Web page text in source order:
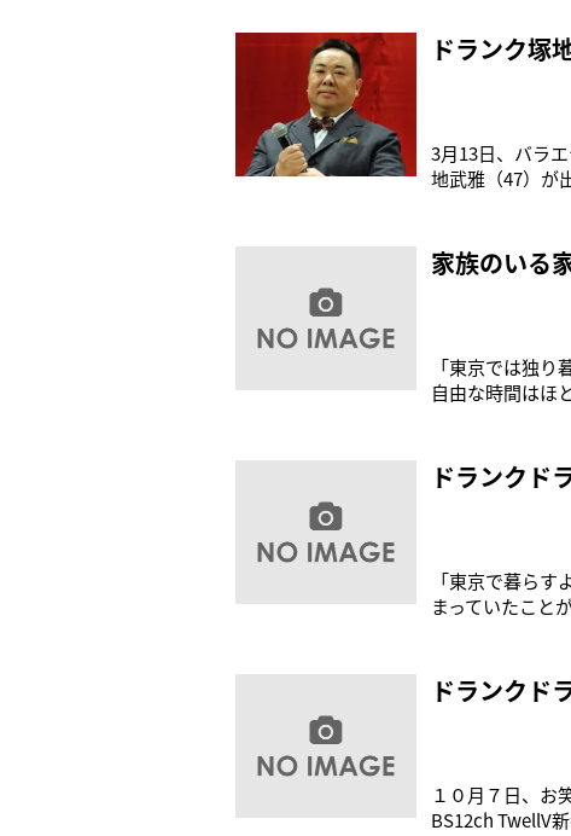
良く観たら…ツ
マー
ドランク塚
3月13日、バラ
地武雅（47）が
のは泰造さん
と絶賛した。2
家族のいる
「東京では独
自由な時間はほ
らしだが、妻
回程度だが、ゆ
ドランクド
「東京で暮ら
まっていたこと
『いやだ！お
の鈴木拓（39）
ドランクド
１０月７日、お
BS12ch TwellV